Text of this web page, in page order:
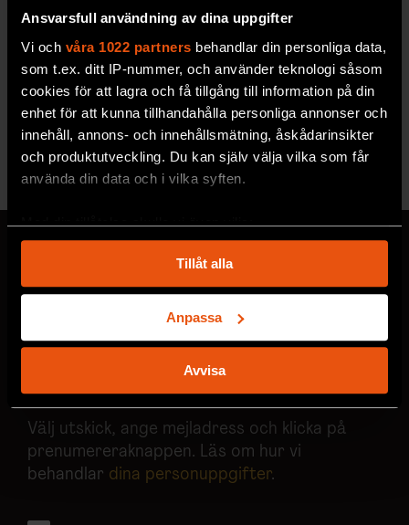
Ansvarsfull användning av dina uppgifter
Vi och våra 1022 partners behandlar din personliga data,
som t.ex. ditt IP-nummer, och använder teknologi såsom
cookies för att lagra och få tillgång till information på din
enhet för att kunna tillhandahålla personliga annonser och
innehåll, annons- och innehållsmätning, åskådarinsikter
och produktutveckling. Du kan själv välja vilka som får
använda din data och i vilka syften.
Med din tillåtelse skulle vi även vilja:
som kan ha en noggrannhet på upp till flera meter
Identifiera din enhet genom att aktivt skanna den
för specifika kännetecken (fingeravtryck)
Ta reda på mer om hur dina personliga uppgifter
helst från cookie-förklaringen.
Vi använder enhetsidentifierare för att anpassa innehållet
och annonserna till användarna, tillhandahålla funktioner
Tillåt alla
Anpassa
Avvisa
2026/5 2026/4
Se alla utgåvor
Prenumerera på F&F:s
nyhetsbrev här!
Välj utskick, ange mejladress och klicka på
prenumereraknappen. Läs om hur vi
behandlar dina personuppgifter.